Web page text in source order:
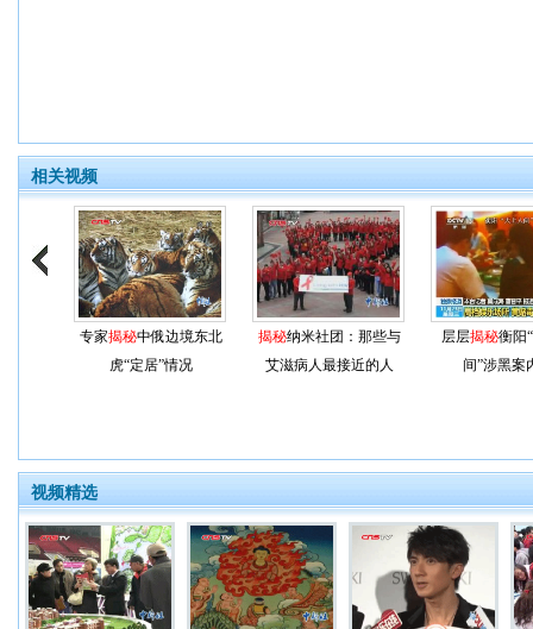
相关视频
专家揭秘中俄边境东北
虎“定居”情况
揭秘纳米社团：那些与
艾滋病人最接近的人
层层揭秘衡阳
间”涉黑案
视频精选